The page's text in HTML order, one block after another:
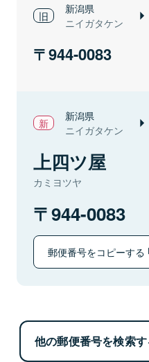
新潟県
ニイガタケン
944-0083
新潟県
ニイガタケン
上四ツ屋
カミヨツヤ
944-0083
郵便番号をコピーする
他の郵便番号を検索す